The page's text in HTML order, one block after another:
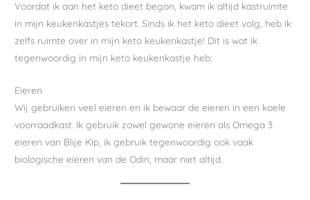
Voordat ik aan het keto dieet begon, kwam ik altijd kastruimte
in mijn keukenkastjes tekort. Sinds ik het keto dieet volg, heb ik
zelfs ruimte over in mijn keto keukenkastje! Dit is wat ik
tegenwoordig in mijn keto keukenkastje heb:
Eieren
Wij gebruiken veel eieren en ik bewaar de eieren in een koele
voorraadkast. Ik gebruik zowel gewone eieren als Omega 3
eieren van Blije Kip, ik gebruik tegenwoordig ook vaak
biologische eieren van de Odin, maar niet altijd.